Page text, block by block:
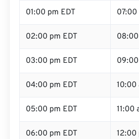
01:00 pm EDT 07:00
02:00 pm EDT 08:00
03:00 pm EDT 09:00
04:00 pm EDT 10:00
05:00 pm EDT 11:00
06:00 pm EDT
12:00